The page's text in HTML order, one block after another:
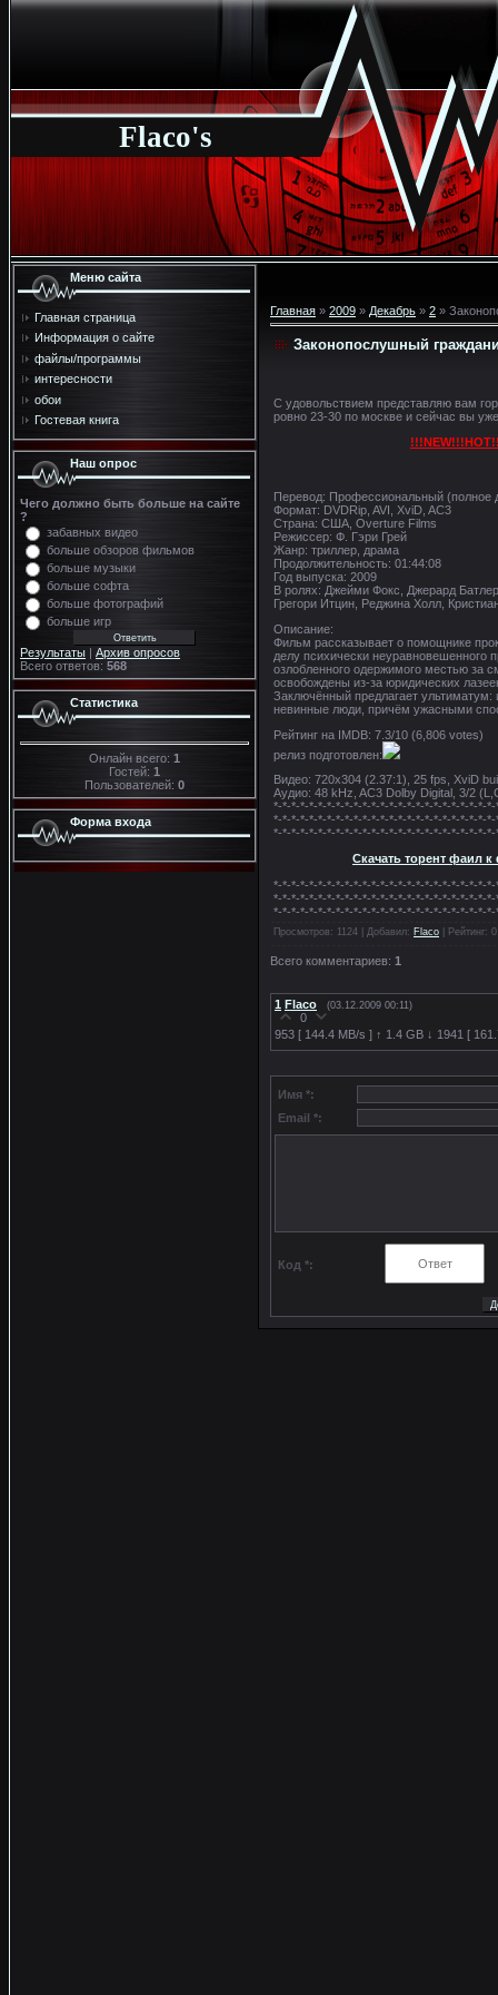
Flaco's
Меню сайта
Главная страница
Информация о сайте
файлы/программы
интересности
обои
Гостевая книга
Наш опрос
Чего должно быть больше на сайте
?
забавных видео
больше обзоров фильмов
больше музыки
больше софта
больше фотографий
больше игр
Результаты | Архив опросов
Всего ответов: 568
Статистика
Онлайн всего: 1
Гостей: 1
Пользователей: 0
Форма входа
Главная » 2009 » Декабрь » 2 »
Законопослушный
C удовольствием представляю вам
ровно 23-30 по москве и сейчас вы
Перевод: Профессиональный (полное
Формат: DVDRip, AVI, XviD, AC3
Страна: США, Overture Films
Режиссер: Ф. Гэри Грей
Жанр: триллер, драма
Продолжительность: 01:44:08
Год выпуска: 2009
В ролях: Джейми Фокс, Джерард
Грегори Итцин, Реджина Холл,
Описание:
Фильм рассказывает о помощнике
делу психически неуравновешенного
озлобленного одержимого местью за
освобождены из-за юридических
Заключённый предлагает ультиматум:
невинные люди, причём ужасными
Рейтинг на IMDB: 7.3/10 (6,806 votes)
релиз подготовлен:
Видео: 720x304 (2.37:1), 25 fps, XviD
Аудио: 48 kHz, AC3 Dolby Digital, 3/2
*-*-*-*-*-*-*-*-*-*-*-*-*-*-*-*-*-*-*-*-*-*-*-*-
*-*-*-*-*-*-*-*-*-*-*-*-*-*-*-*-*-*-*-*-*-*-*-*-
*-*-*-*-*-*-*-*-*-*-*-*-*-*-*-*-*-*-*-*-*-*-*-*-
Скачать торент фаил
*-*-*-*-*-*-*-*-*-*-*-*-*-*-*-*-*-*-*-*-*-*-*-*-
*-*-*-*-*-*-*-*-*-*-*-*-*-*-*-*-*-*-*-*-*-*-*-*-
*-*-*-*-*-*-*-*-*-*-*-*-*-*-*-*-*-*-*-*-*-*-*-*-
Просмотров : 1124 | Добавил: Flaco Рейтинг:
Всего комментариев: 1
1 Flaco (03.12.2009 00:11)
0
953 [ 144.4 MB/s ] ↑ 1.4 GB ↓ 1941 [
Имя *:
Email *:
Код *: